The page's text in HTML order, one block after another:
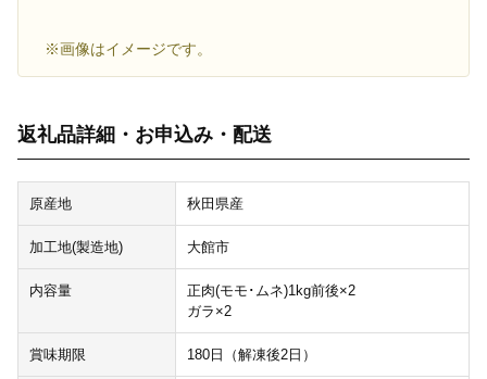
※画像はイメージです。
返礼品詳細・お申込み・配送
原産地 秋田県産
加工地(製造地) 大館市
内容量
正肉(モモ･ムネ)1kg前後×2
ガラ×2
賞味期限 180日（解凍後2日）